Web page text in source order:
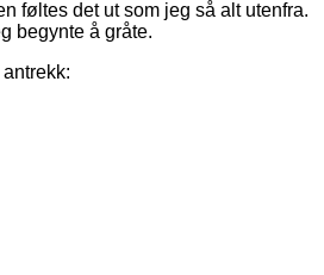
føltes det ut som jeg så alt utenfra.
begynte å gråte.